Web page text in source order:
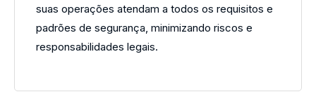
suas operações atendam a todos os requisitos e
padrões de segurança, minimizando riscos e
responsabilidades legais.